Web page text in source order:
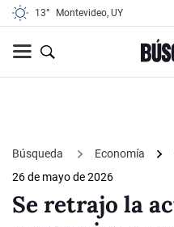
13° Montevideo, UY
Búsqueda Economía
26 de mayo de 2026
Se retrajo la